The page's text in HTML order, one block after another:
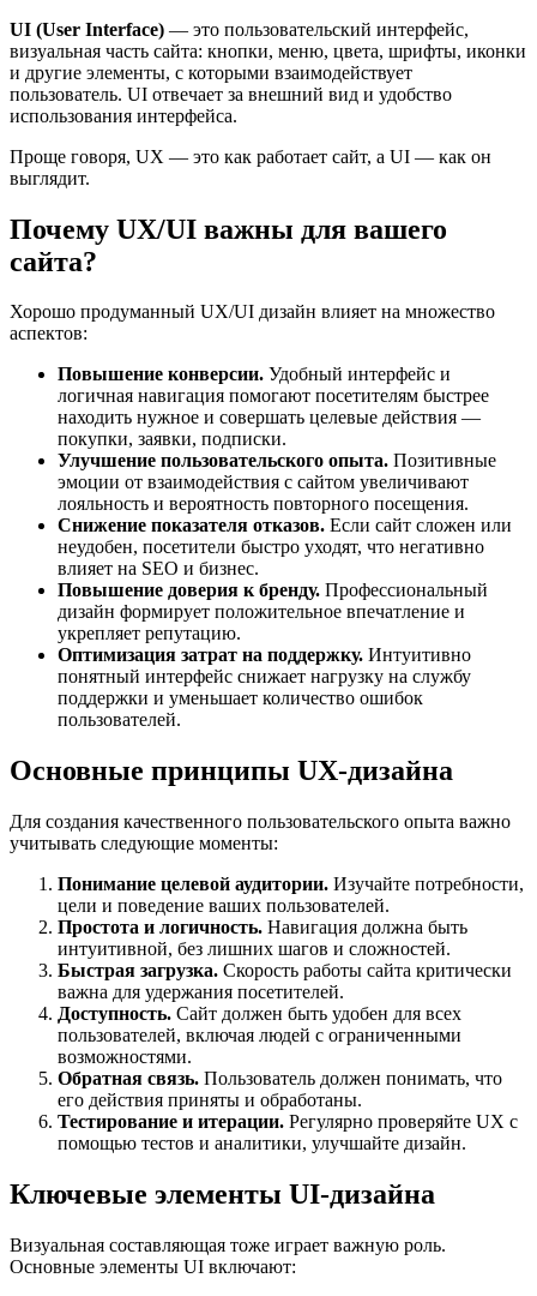
UI (User Interface) — это пользовательский интерфейс,
визуальная часть сайта: кнопки, меню, цвета, шрифты, иконки
и другие элементы, с которыми взаимодействует
пользователь. UI отвечает за внешний вид и удобство
использования интерфейса.
Проще говоря, UX — это как работает сайт, а UI — как он
выглядит.
Почему UX/UI важны для вашего
сайта?
Хорошо продуманный UX/UI дизайн влияет на множество
аспектов:
Повышение конверсии. Удобный интерфейс и
логичная навигация помогают посетителям быстрее
находить нужное и совершать целевые действия —
покупки, заявки, подписки.
Улучшение пользовательского опыта. Позитивные
эмоции от взаимодействия с сайтом увеличивают
лояльность и вероятность повторного посещения.
Снижение показателя отказов. Если сайт сложен или
неудобен, посетители быстро уходят, что негативно
влияет на SEO и бизнес.
Повышение доверия к бренду. Профессиональный
дизайн формирует положительное впечатление и
укрепляет репутацию.
Оптимизация затрат на поддержку. Интуитивно
понятный интерфейс снижает нагрузку на службу
поддержки и уменьшает количество ошибок
пользователей.
Основные принципы UX-дизайна
Для создания качественного пользовательского опыта важно
учитывать следующие моменты:
Понимание целевой аудитории. Изучайте потребности,
цели и поведение ваших пользователей.
Простота и логичность. Навигация должна быть
интуитивной, без лишних шагов и сложностей.
Быстрая загрузка. Скорость работы сайта критически
важна для удержания посетителей.
Доступность. Сайт должен быть удобен для всех
пользователей, включая людей с ограниченными
возможностями.
Обратная связь. Пользователь должен понимать, что
его действия приняты и обработаны.
Тестирование и итерации. Регулярно проверяйте UX с
помощью тестов и аналитики, улучшайте дизайн.
Ключевые элементы UI-дизайна
Визуальная составляющая тоже играет важную роль.
Основные элементы UI включают: